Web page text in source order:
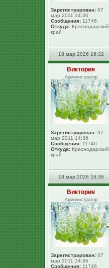
Зарегистрирован: 07
мар 2011 14:36
Сообщения: 11746
Откуда: Краснодарский
край
18 мар 2026 16:32
Виктория
Администратор
Зарегистрирован: 07
мар 2011 14:36
Сообщения: 11746
Откуда: Краснодарский
край
18 мар 2026 16:36
Виктория
Администратор
Зарегистрирован: 07
мар 2011 14:36
Сообщения: 11746